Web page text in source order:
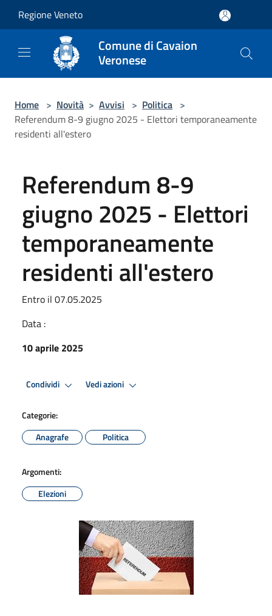
Regione Veneto
Comune di Cavaion
Veronese
Home > Novità > Avvisi > Politica >
Referendum 8-9 giugno 2025 - Elettori temporaneamente
residenti all'estero
Referendum 8-9
giugno 2025 - Elettori
temporaneamente
residenti all'estero
Entro il 07.05.2025
Data :
10 aprile 2025
Condividi Vedi azioni
Categorie:
Anagrafe
Politica
Argomenti:
Elezioni